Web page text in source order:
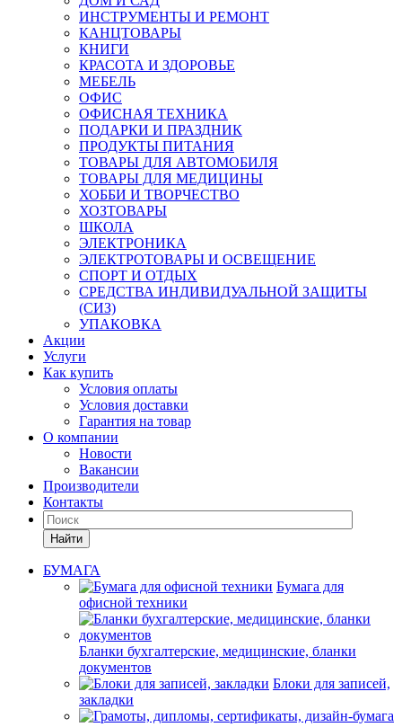
ИНСТРУМЕНТЫ И РЕМОНТ
КАНЦТОВАРЫ
КНИГИ
КРАСОТА И ЗДОРОВЬЕ
МЕБЕЛЬ
ОФИС
ОФИСНАЯ ТЕХНИКА
ПОДАРКИ И ПРАЗДНИК
ПРОДУКТЫ ПИТАНИЯ
ТОВАРЫ ДЛЯ АВТОМОБИЛЯ
ТОВАРЫ ДЛЯ МЕДИЦИНЫ
ХОББИ И ТВОРЧЕСТВО
ХОЗТОВАРЫ
ШКОЛА
ЭЛЕКТРОНИКА
ЭЛЕКТРОТОВАРЫ И ОСВЕЩЕНИЕ
СПОРТ И ОТДЫХ
СРЕДСТВА ИНДИВИДУАЛЬНОЙ ЗАЩИТЫ
(СИЗ)
УПАКОВКА
Акции
Услуги
Как купить
Условия оплаты
Условия доставки
Гарантия на товар
О компании
Новости
Вакансии
Производители
Контакты
Найти
БУМАГА
Бумага для
офисной техники
Бланки бухгалтерские, медицинские, бланки
документов
Блоки для записей,
закладки